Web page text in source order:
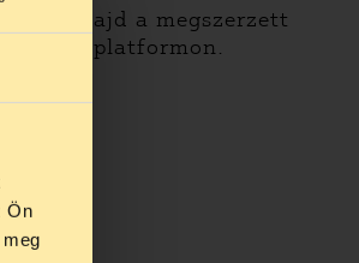
Ön
majd a megszerzett
online platformon.